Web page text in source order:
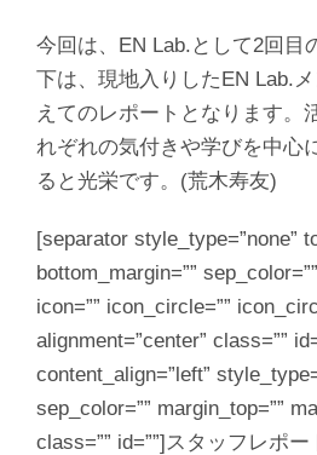
今回は、EN Lab.として2回目
下は、現地入りしたEN Lab.
えてのレポートとなります。
れぞれの気付きや学びを中心
ると光栄です。(荒木寿友)
[separator style_type=”none”
bottom_margin=””
icon=”” icon_circle=””
alignment=”center” class=””
content_align=”left”
sep_color=”” margin_top=””
class=”” id=””]スタッフレポ